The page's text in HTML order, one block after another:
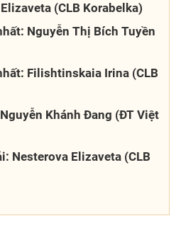
(CLB Korabelka)
Nguyễn Thị Bích Tuyền
Filishtinskaia Irina (CLB
Khánh Đang (ĐT Việt
Nesterova Elizaveta (CLB